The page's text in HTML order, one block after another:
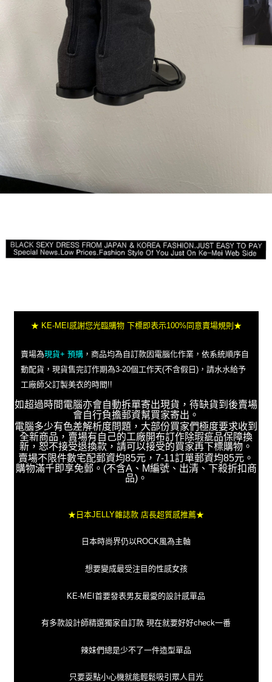
★ KE-MEI感謝您光臨購物 下標即表示100%同意賣場規則★
賣場為現貨+ 預購，商品均為自訂款因電腦化作業，依系統順序自
動配貨，現貨售完訂作期為3-20個工作天(不含假日)，請水水給予
工廠師父訂製美衣的時間!!
如超過時間電腦亦會自動拆單寄出現貨，待缺貨到後賣場
會自行負擔郵資幫買家寄出。
電腦多少有色差解析度問題，大部份買家們極度要求收到
全新商品，賣場有自己的工廠開布訂作除瑕疵品保障換
新，恕不接受退換款，請可以接受的買家再下標購物。
賣場不限件數宅配郵資均85元，7-11訂單郵資均85元。
購物滿千即享免郵。(不含A、M編號、出清、下殺折扣商
品)。
★日本JELLY雜誌款 店長超質感推薦★
日本時尚界仍以ROCK風為主軸
想要變成最受注目的性感女孩
KE-MEI首要發表男友最愛的設計感單品
有多款設計師精選獨家自訂款 現在就要好好check一番
辣妹們總是少不了一件造型單品
只要耍點小心機就能輕鬆吸引眾人目光